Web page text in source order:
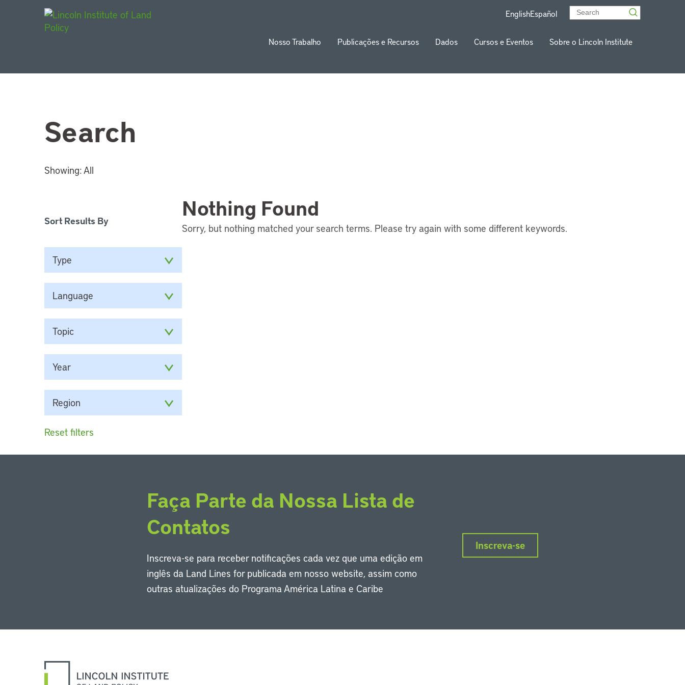
EnglishEspañol
Nosso Trabalho Publicações e Recursos Dados Cursos e Eventos Sobre o Lincoln Institute
Search
Showing: All
Sort Results By
Type
Language
Topic
Year
Region
Reset filters
Nothing Found
Sorry, but nothing matched your search terms. Please try again with some different keywords.
Faça Parte da Nossa Lista de
Contatos
Inscreva-se para receber notificações cada vez que uma edição em
inglês da Land Lines for publicada em nosso website, assim como
outras atualizações do Programa América Latina e Caribe
Inscreva-se